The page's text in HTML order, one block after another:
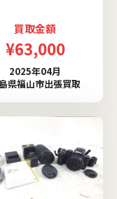
買取金額
¥63,000
2025年04月
県福山市出張買取